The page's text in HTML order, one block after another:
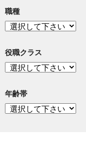
職種
役職クラス
年齢帯